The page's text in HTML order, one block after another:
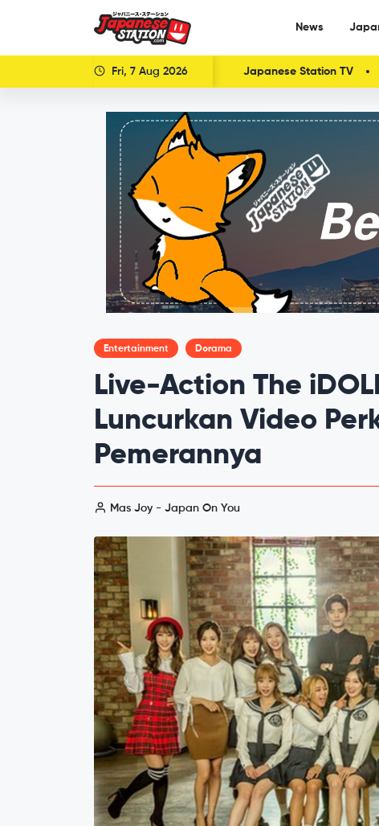
News
Fri, 7 Aug 2026 Japanese Station TV
Entertainment Dorama
Live-Action The
Luncurkan Video
Pemerannya
Mas Joy - Japan On You